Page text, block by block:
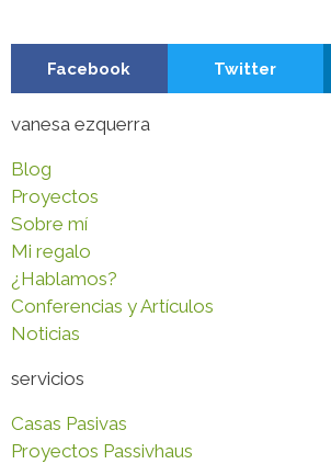
Facebook Twitter
vanesa ezquerra
Blog
Proyectos
Sobre mí
Mi regalo
¿Hablamos?
Conferencias y Artículos
Noticias
servicios
Casas Pasivas
Proyectos Passivhaus